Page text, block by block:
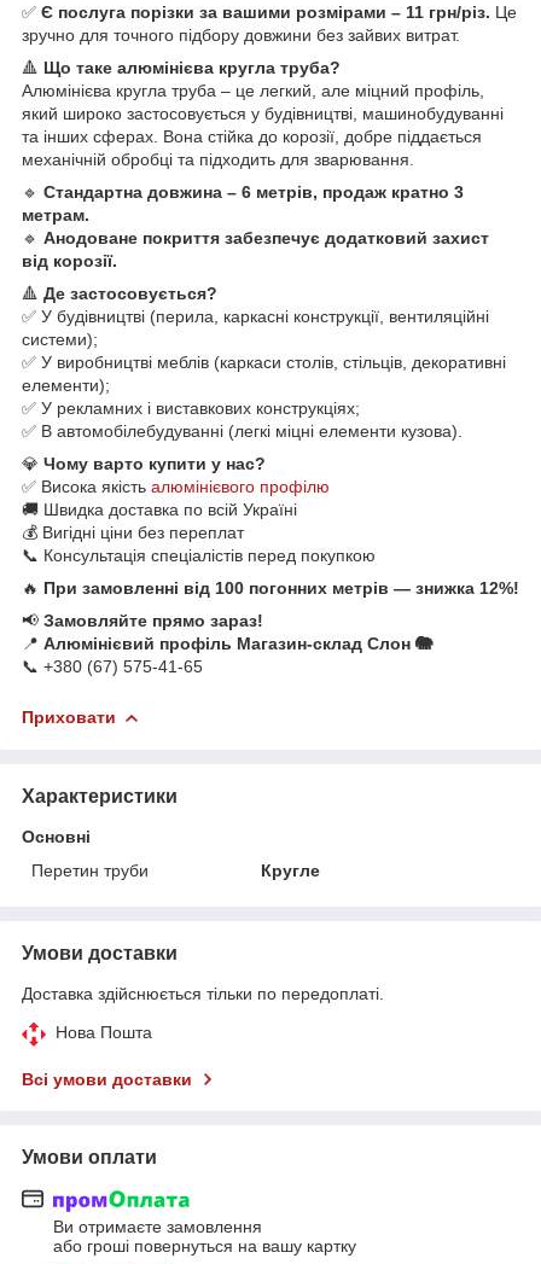
✅ Є послуга порізки за вашими розмірами – 11 грн/різ. Це
зручно для точного підбору довжини без зайвих витрат.
🔺 Що таке алюмінієва кругла труба?
Алюмінієва кругла труба – це легкий, але міцний профіль,
який широко застосовується у будівництві, машинобудуванні
та інших сферах. Вона стійка до корозії, добре піддається
механічній обробці та підходить для зварювання.
🔹 Стандартна довжина – 6 метрів, продаж кратно 3
метрам.
🔹 Анодоване покриття забезпечує додатковий захист
від корозії.
🔺 Де застосовується?
✅ У будівництві (перила, каркасні конструкції, вентиляційні
системи);
✅ У виробництві меблів (каркаси столів, стільців, декоративні
елементи);
✅ У рекламних і виставкових конструкціях;
✅ В автомобілебудуванні (легкі міцні елементи кузова).
💎 Чому варто купити у нас?
✅ Висока якість алюмінієвого профілю
🚚 Швидка доставка по всій Україні
💰 Вигідні ціни без переплат
📞 Консультація спеціалістів перед покупкою
🔥 При замовленні від 100 погонних метрів — знижка 12%!
📢 Замовляйте прямо зараз!
📍 Алюмінієвий профіль Магазин-склад Слон 🐘
📞 +380 (67) 575-41-65
Приховати
Характеристики
Основні
Перетин труби
Кругле
Умови доставки
Доставка здійснюється тільки по передоплаті.
Нова Пошта
Всі умови доставки
Умови оплати
Ви отримаєте замовлення
або гроші повернуться на вашу картку